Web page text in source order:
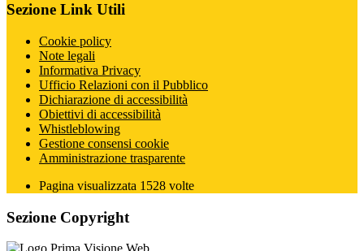
Sezione Link Utili
Cookie policy
Note legali
Informativa Privacy
Ufficio Relazioni con il Pubblico
Dichiarazione di accessibilità
Obiettivi di accessibilità
Whistleblowing
Gestione consensi cookie
Amministrazione trasparente
Pagina visualizzata 1528 volte
Sezione Copyright